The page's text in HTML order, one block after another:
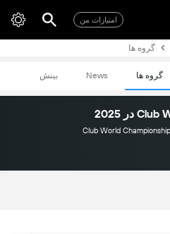
امتیازات من
گروه ها
گروه ها News بینش